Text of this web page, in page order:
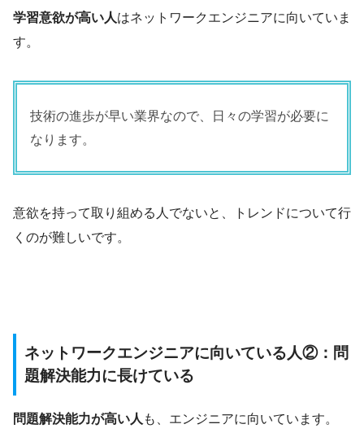
学習意欲が高い人はネットワークエンジニアに向いていま
す。
技術の進歩が早い業界なので、日々の学習が必要に
なります。
意欲を持って取り組める人でないと、トレンドについて行
くのが難しいです。
ネットワークエンジニアに向いている人②：問
題解決能力に長けている
問題解決能力が高い人 も、エンジニアに向いています。